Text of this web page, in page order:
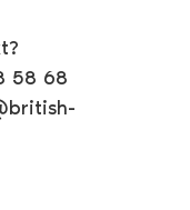
58 68